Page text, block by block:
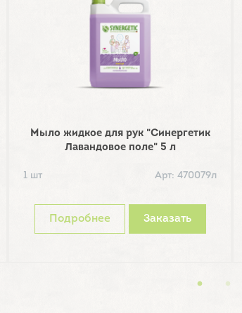
Мыло жидкое для рук "Синергетик
Лавандовое поле" 5 л
1 шт Арт: 470079л
Подробнее Заказать